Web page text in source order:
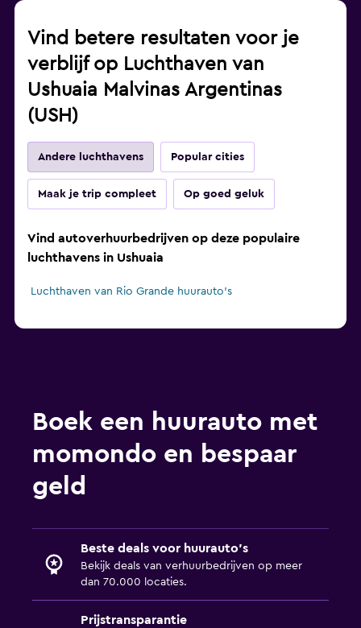
Vind betere resultaten voor je
verblijf op Luchthaven van
Ushuaia Malvinas Argentinas
(USH)
Andere luchthavens Popular cities
Maak je trip compleet Op goed geluk
Vind autoverhuurbedrijven op deze populaire
luchthavens in Ushuaia
Luchthaven van Rio Grande huurauto's
Boek een huurauto met
momondo en bespaar
geld
Beste deals voor huurauto's
Bekijk deals van verhuurbedrijven op meer
dan 70.000 locaties.
Prijstransparantie